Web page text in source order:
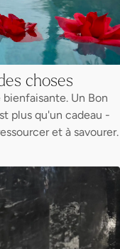
choses
Un Bon
plus qu'un cadeau -
et à savourer.